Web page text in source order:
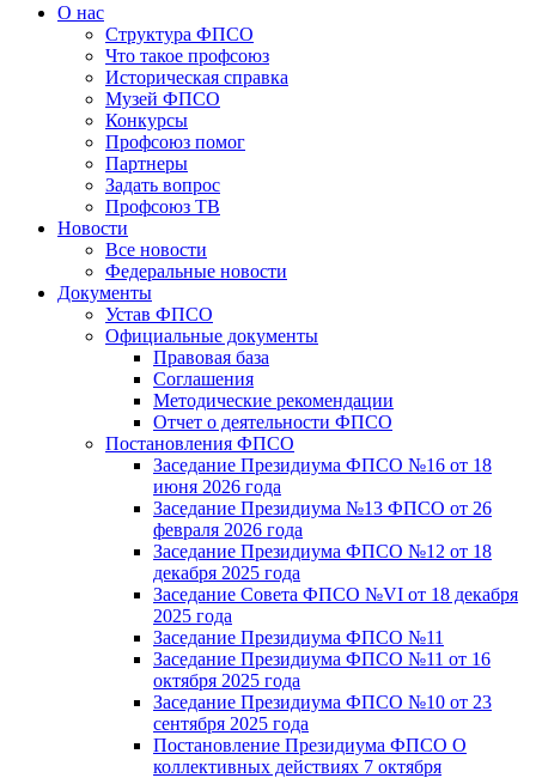
О нас
Структура ФПСО
Что такое профсоюз
Историческая справка
Музей ФПСО
Конкурсы
Профсоюз помог
Партнеры
Задать вопрос
Профсоюз ТВ
Новости
Все новости
Федеральные новости
Документы
Устав ФПСО
Официальные документы
Правовая база
Соглашения
Методические рекомендации
Отчет о деятельности ФПСО
Постановления ФПСО
Заседание Президиума ФПСО №16 от 18
июня 2026 года
Заседание Президиума №13 ФПСО от 26
февраля 2026 года
Заседание Президиума ФПСО №12 от 18
декабря 2025 года
Заседание Совета ФПСО №VI от 18 декабря
2025 года
Заседание Президиума ФПСО №11
Заседание Президиума ФПСО №11 от 16
октября 2025 года
Заседание Президиума ФПСО №10 от 23
сентября 2025 года
Постановление Президиума ФПСО О
коллективных действиях 7 октября